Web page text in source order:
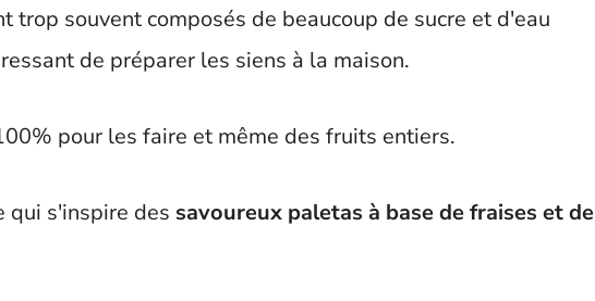
trop souvent composés de beaucoup de sucre et d'eau
de préparer les siens à la maison.
pour les faire et même des fruits entiers.
qui s'inspire des savoureux paletas à base defraises et de